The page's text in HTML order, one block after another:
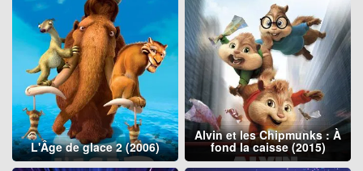
L'Âge de glace 2 (2006)
Alvin et les Chipmunks : À
fond la caisse (2015)